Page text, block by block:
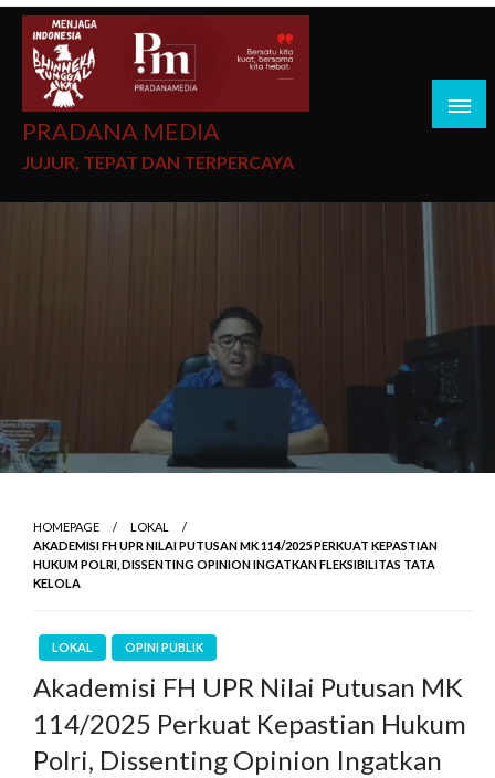
PRADANA MEDIA
JUJUR, TEPAT DAN TERPERCAYA
HOMEPAGE
LOKAL
AKADEMISI FH UPR NILAI PUTUSAN MK 114/2025 PERKUAT KEPASTIAN
HUKUM POLRI, DISSENTING OPINION INGATKAN FLEKSIBILITAS TATA
KELOLA
LOKAL OPINI PUBLIK
Akademisi FH UPR Nilai Putusan MK
114/2025 Perkuat Kepastian Hukum
Polri, Dissenting Opinion Ingatkan